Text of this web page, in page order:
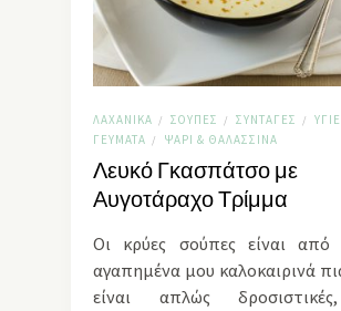
ΛΑΧΑΝΙΚΆ / ΣΟΎΠΕΣ / ΣΥΝΤΑΓΈΣ /
ΓΕΎΜΑΤΑ / ΨΆΡΙ & ΘΑΛΑΣΣΙΝΆ
Λευκό Γκασπάτσο με
Αυγοτάραχο Τρίμμα
Οι κρύες σούπες είναι
αγαπημένα μου καλοκαιρινά
είναι απλώς